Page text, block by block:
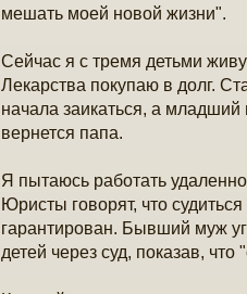
мешать моей новой жизни".
Сейчас я с тремя детьми
Лекарства покупаю в долг.
начала заикаться, а младший
вернется папа.
Я пытаюсь работать
Юристы говорят, что
гарантирован. Бывший муж
детей через суд, показав,